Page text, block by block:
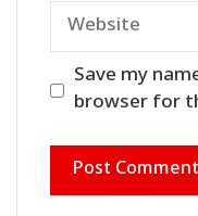
Website
Save my
browser for